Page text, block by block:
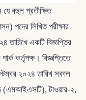
যে বহুল প্রতীক্ষিত
পদের লিখিত পরীক্ষার
একটি বিজ্ঞপ্তির
কর্তৃপক্ষ। বিজ্ঞপ্তিতে
২০২৪ তারিখ সকাল
(এমআইএসটি), টাওয়ার-২,